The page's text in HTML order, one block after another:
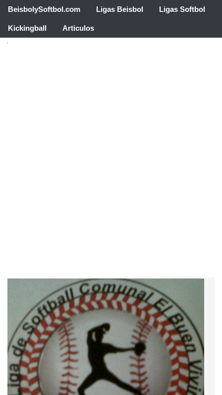
BeisbolySoftbol.com Ligas Beisbol Ligas Softbol
Kickingball Articulos